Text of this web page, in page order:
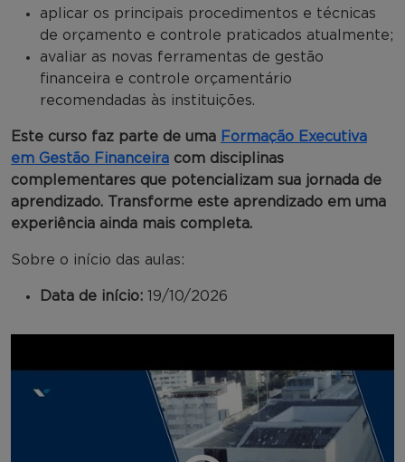
aplicar os principais procedimentos e técnicas
de orçamento e controle praticados atualmente;
avaliar as novas ferramentas de gestão
financeira e controle orçamentário
recomendadas às instituições.
Este curso faz parte de uma Formação Executiva
em Gestão Financeira com disciplinas
complementares que potencializam sua jornada de
aprendizado. Transforme este aprendizado em uma
experiência ainda mais completa.
Sobre o início das aulas:
Data de início: 19/10/2026